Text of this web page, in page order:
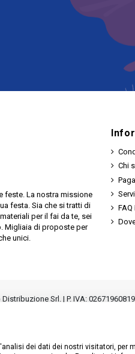
feste. La nostra missione
festa. Sia che si tratti di
per il fai da te, sei
Migliaia di proposte per
unici.
Chi
Srl. | P. IVA: 02671960819
dei dati dei nostri visitatori,